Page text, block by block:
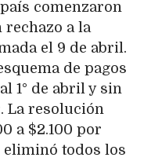
comenzaron
rechazo a la
el 9 de abril.
de pagos
1° de abril y sin
La resolución
a $2.100 por
eliminó todos los